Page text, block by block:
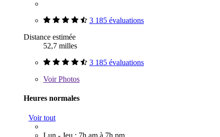
3 185 évaluations
Distance estimée
52,7 milles
3 185 évaluations
VoirPhotos
Heures normales
Voir tout
Lun - Jeu : 7h am à 7h pm